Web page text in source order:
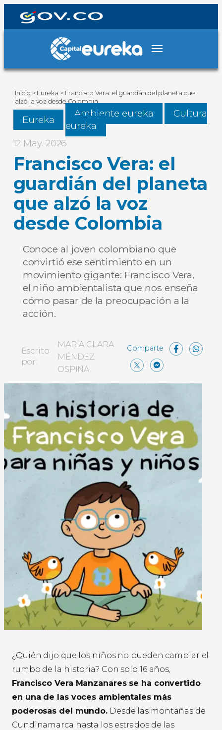
Inicio > Eureka > Francisco Vera: el guardián del planeta que
alzó la voz desde Colombia
Eureka
Ambiente eureka
Cultura
eureka
12 May. 2026
Francisco Vera: el
guardián del planeta
que alzó la voz
desde Colombia
Conoce al joven colombiano que
convirtió ese sentimiento en un
movimiento gigante: Francisco Vera,
el niño ambientalista que nos enseña
cómo pasar de la preocupación a la
acción.
Escrito
por:
MARÍA CLARA
MÉNDEZ
OSPINA
X
¿Quién dijo que los niños no pueden cambiar el
rumbo de la historia? Con solo 16 años,
Francisco Vera Manzanares se ha convertido
en una de las voces ambientales más
poderosas del mundo. Desde las montañas de
Cundinamarca hasta los estrados de las